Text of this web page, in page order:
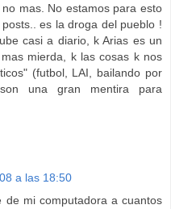
mas. No estamos para esto
es la droga del pueblo !
casi a diario, k Arias es un
mierda, k las cosas k nos
(futbol, LAI, bailando por
una gran mentira para
a las 18:50
de mi computadora a cuantos